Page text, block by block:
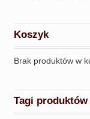
Koszyk
Brak produktów w
Tagi produktów